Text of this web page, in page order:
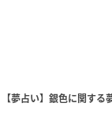
【夢占い】銀色に関す